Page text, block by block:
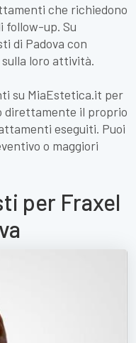
che richiedono
follow-up. Su
di Padova con
loro attività.
su MiaEstetica.it per
direttamente il proprio
eseguiti. Puoi
o maggiori
per Fraxel